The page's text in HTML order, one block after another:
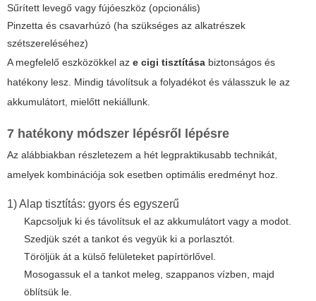
Sűrített levegő vagy fújóeszköz (opcionális)
Pinzetta és csavarhúzó (ha szükséges az alkatrészek
szétszereléséhez)
A megfelelő eszközökkel az e cigi tisztítása biztonságos és
hatékony lesz. Mindig távolítsuk a folyadékot és válasszuk le az
akkumulátort, mielőtt nekiállunk.
7 hatékony módszer lépésről lépésre
Az alábbiakban részletezem a hét legpraktikusabb technikát,
amelyek kombinációja sok esetben optimális eredményt hoz.
1) Alap tisztítás: gyors és egyszerű
Kapcsoljuk ki és távolítsuk el az akkumulátort vagy a modot.
Szedjük szét a tankot és vegyük ki a porlasztót.
Töröljük át a külső felületeket papírtörlővel.
Mosogassuk el a tankot meleg, szappanos vízben, majd
öblítsük le.